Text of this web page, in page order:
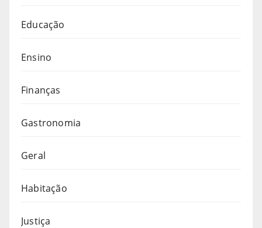
Educação
Ensino
Finanças
Gastronomia
Geral
Habitação
Justiça